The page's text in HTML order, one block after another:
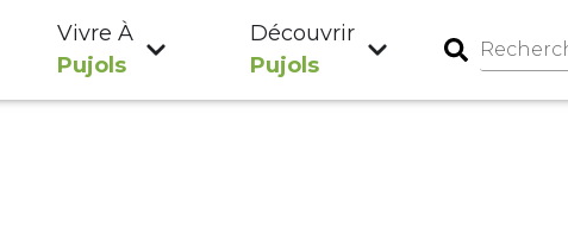
Vivre À
Pujols
Découvrir
Pujols